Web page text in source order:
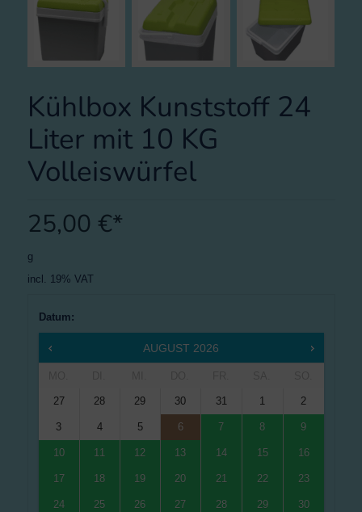
Kühlbox Kunststoff 24
Liter mit 10 KG
Volleiswürfel
25,00 €
g
incl. 19% VAT
Datum:
AUGUST 2026
27 28 29 30 31 1 2
3 4 5 6 7 8 9
10 11 12 13 14 15 16
17 18 19 20 21 22 23
24 25 26 27 28 29 30